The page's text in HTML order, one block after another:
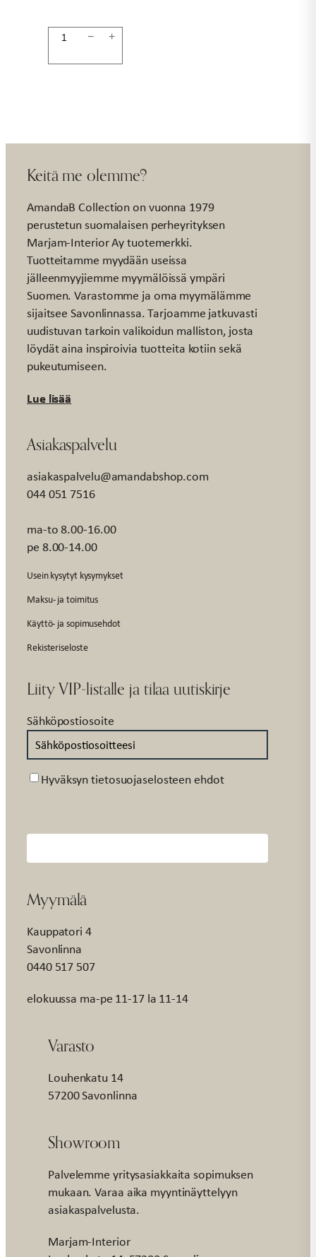
Kaulakoru
− +
Keitä me olemme?
AmandaB Collection on vuonna 1979
perustetun suomalaisen perheyrityksen
Marjam-Interior Ay tuotemerkki.
Tuotteitamme myydään useissa
jälleenmyyjiemme myymälöissä ympäri
Suomen. Varastomme ja oma myymälämme
sijaitsee Savonlinnassa. Tarjoamme jatkuvasti
uudistuvan tarkoin valikoidun malliston, josta
löydät aina inspiroivia tuotteita kotiin sekä
pukeutumiseen.
Lue lisää
Asiakaspalvelu
asiakaspalvelu@amandabshop.com
044 051 7516
ma-to 8.00-16.00
pe 8.00-14.00
Usein kysytyt kysymykset
Maksu- ja toimitus
Käyttö- ja sopimusehdot
Rekisteriseloste
Liity VIP-listalle ja tilaa uutiskirje
Sähköpostiosoite
Suostumus
Hyväksyn tietosuojaselosteen ehdot
Myymälä
Kauppatori 4
Savonlinna
0440 517 507
elokuussa ma-pe 11-17 la 11-14
Varasto
Louhenkatu 14
57200 Savonlinna
Showroom
Palvelemme yritysasiakkaita sopimuksen
mukaan. Varaa aika myyntinäyttelyyn
asiakaspalvelusta.
Marjam-Interior